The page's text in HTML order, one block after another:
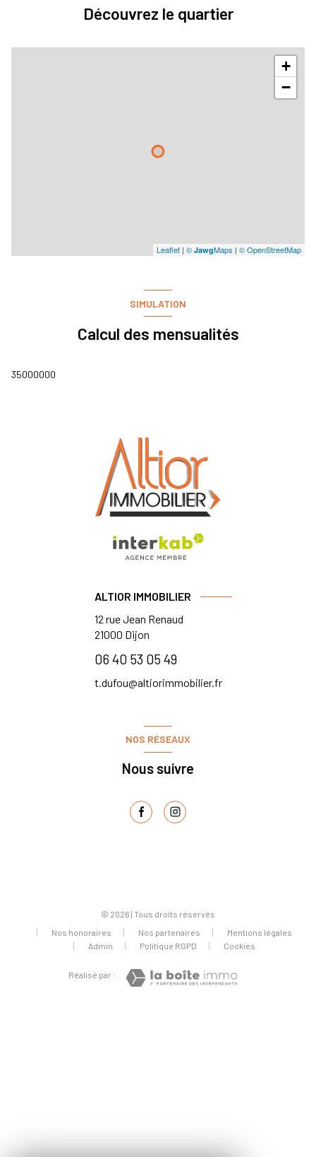
Découvrez le quartier
+
−
Leaflet | © JawgMaps | © OpenStreetMap
SIMULATION
Calcul des mensualités
35000000
ALTIOR IMMOBILIER
12 rue Jean Renaud
21000 Dijon
06 40 53 05 49
t.dufou@altiorimmobilier.fr
NOS RÉSEAUX
Nous suivre
© 2026 | Tous droits réservés
Nos honoraires
Nos partenaires
Mentions légales
Admin
Politique RGPD Cookies
Réalisé par :